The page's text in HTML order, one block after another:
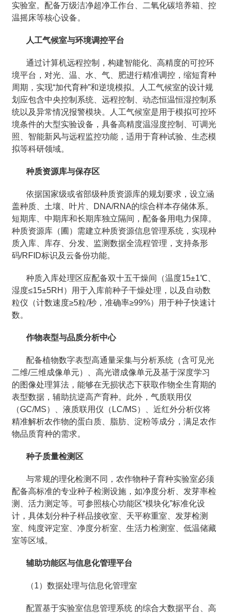
实验室。配备万级洁净超净工作台、二氧化碳培养箱、控
温摇床等核心设备。
人工气候室与环境调控平台
通过计算机远程控制，构建智能化、高精度的可控环
境平台，对光、温、水、气、肥进行精准调控，缩短育种
周期，实现“加代育种”和逆境模拟。人工气候室的设计规
划应包含中央控制系统、远程控制、动态恒温恒湿控制系
统以及异常情况报警模块。人工气候室是用于模拟可控环
境条件的大型实验设备，具备高精度温湿度控制、可调光
照、智能新风与远程监控功能，适用于育种试验、生态模
拟等科研领域。
种质资源库与保存区
依据国家级或省部级种质资源库的规划要求，设立涵
盖种质、土壤、叶片、DNA/RNA的综合样本存储体系。
短期库、中期库和长期库独立隔间，配备备用电力保障。
种质资源库（圃）需建立种质资源信息管理系统，实现种
质入库、库存、分发、监测数据全流程管理，支持条形
码/RFID标识及云备份功能。
种质入库处理区应配备双十五干燥间（温度15±1℃、
湿度≤15±5RH）用于入库前种子干燥处理，以及自动数
粒仪（计数速度≥5粒/秒，准确率≥99%）用于种子快速计
数。
作物表型与品质分析中心
配备植物数字表型高通量采集与分析系统（含可见光
二维/三维成像单元）、高光谱成像单元及基于深度学习
的图像处理算法，能够在无损状态下获取作物全生育期的
表型数据，辅助抗逆高产育种。此外，气质联用仪
（GC/MS）、液质联用仪（LC/MS）、近红外分析仪将
精准解析农作物的蛋白质、脂肪、淀粉等成分，满足农作
物品质育种的需求。
种子质量检测区
与常规的理化检测不同，农作物种子育种实验室必须
配备高标准的专业种子检测设施，如净度分析、发芽率检
测、活力测定等。可参照核心功能区“模块化”标准化设
计，具体划分种子样品接收室、天平称重室、发芽检测
室、纯度评定室、净度分析室、生活力检测室、低温储藏
室等区域。
辅助功能区与信息化管理平台
（1）数据处理与信息化管理室
配置基于实验室信息管理系统 的综合大数据平台、高